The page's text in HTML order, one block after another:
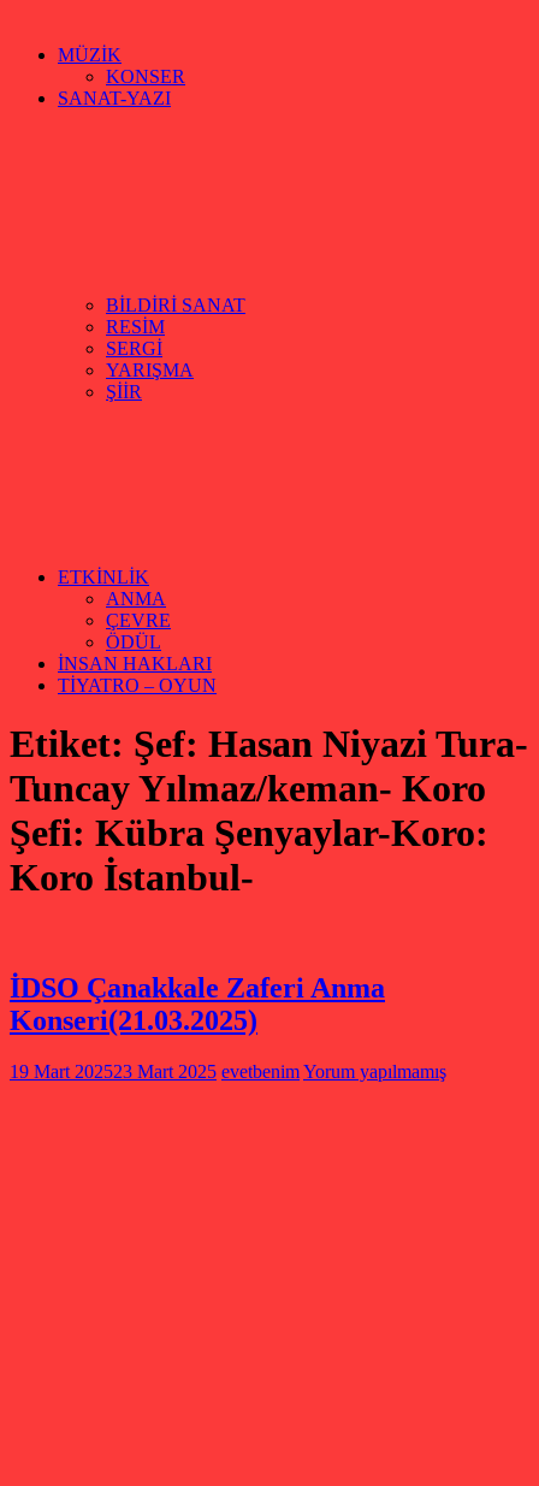
MÜZİK
KONSER
SANAT-YAZI
BİLDİRİ SANAT
RESİM
SERGİ
YARIŞMA
ŞİİR
ETKİNLİK
ANMA
ÇEVRE
ÖDÜL
İNSAN HAKLARI
TİYATRO – OYUN
Etiket: Şef: Hasan Niyazi Tura-
Tuncay Yılmaz/keman- Koro
Şefi: Kübra Şenyaylar-Koro:
Koro İstanbul-
İDSO Çanakkale Zaferi Anma
Konseri(21.03.2025)
19 Mart 202523 Mart 2025 evetbenimYorum yapılmamış